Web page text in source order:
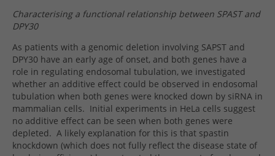
Characterising a functional relationship between SPAST and
DPY30
As patients with a genomic deletion involving SAPST and
DPY30 have an early age of onset, and both genes have a
role in regulating endosomal tubulation, we investigated
whether an additive effect could be observed in endosomal
tubulation when both genes were knocked down by siRNA in
mammalian cells. Initial experiments in HeLa cells suggest
no additive effect can be seen when both genes were
depleted. A likely explanation for this is that spastin
knockdown (which does not fully reflect the disease state of